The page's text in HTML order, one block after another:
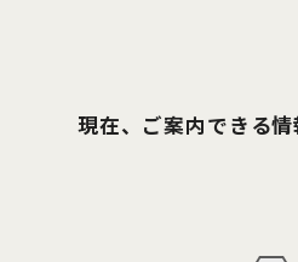
現在、ご案内できる情